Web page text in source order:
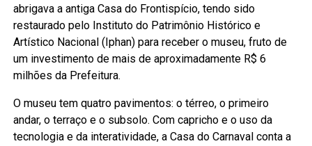
abrigava a antiga Casa do Frontispício, tendo sido
restaurado pelo Instituto do Patrimônio Histórico e
Artístico Nacional (Iphan) para receber o museu, fruto de
um investimento de mais de aproximadamente R$ 6
milhões da Prefeitura.
O museu tem quatro pavimentos: o térreo, o primeiro
andar, o terraço e o subsolo. Com capricho e o uso da
tecnologia e da interatividade, a Casa do Carnaval conta a